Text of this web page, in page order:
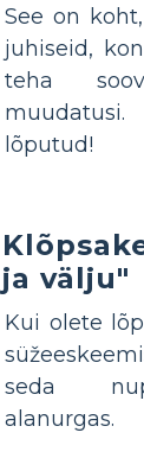
See on
juhiseid,
teha
lõputud!
ja välju"
Kui olete
seda
alanurgas.